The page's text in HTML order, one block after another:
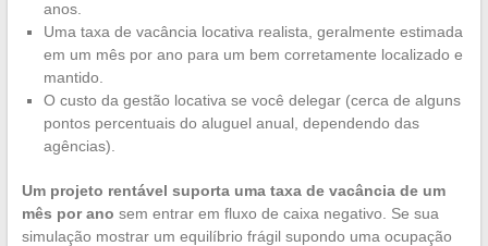
anos.
Uma taxa de vacância locativa realista, geralmente estimada
em um mês por ano para um bem corretamente localizado e
mantido.
O custo da gestão locativa se você delegar (cerca de alguns
pontos percentuais do aluguel anual, dependendo das
agências).
Um projeto rentável suporta uma taxa de vacância de um
mês por ano sem entrar em fluxo de caixa negativo. Se sua
simulação mostrar um equilíbrio frágil supondo uma ocupação